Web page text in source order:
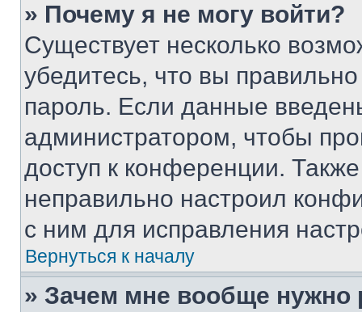
» Почему я не могу войти?
Существует несколько
убедитесь, что вы
пароль. Если данные
администратором, чтобы
доступ к конференции.
неправильно настроил
с ним для исправления
Вернуться к началу
» Зачем мне вообще нужно